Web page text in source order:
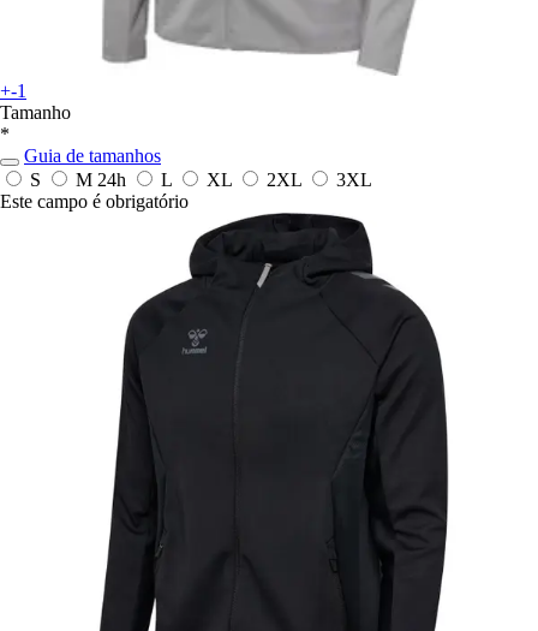
+-1
Tamanho
*
Guia de tamanhos
S
M 24h L XL 2XL
3XL
Este campo é obrigatório